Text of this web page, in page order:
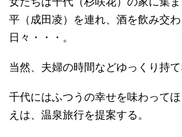
平（成田凌）を連れ、酒を飲み交
日々・・・。
当然、夫婦の時間などゆっくり持て
千代にはふつうの幸せを味わって
えは、温泉旅行を提案する。